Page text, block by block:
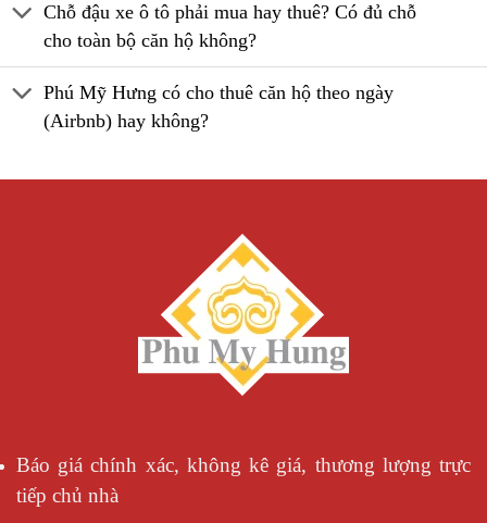
Chỗ đậu xe ô tô phải mua hay thuê? Có đủ chỗ
cho toàn bộ căn hộ không?
Phú Mỹ Hưng có cho thuê căn hộ theo ngày
(Airbnb) hay không?
Báo giá chính xác, không kê giá, thương lượng trực
tiếp chủ nhà